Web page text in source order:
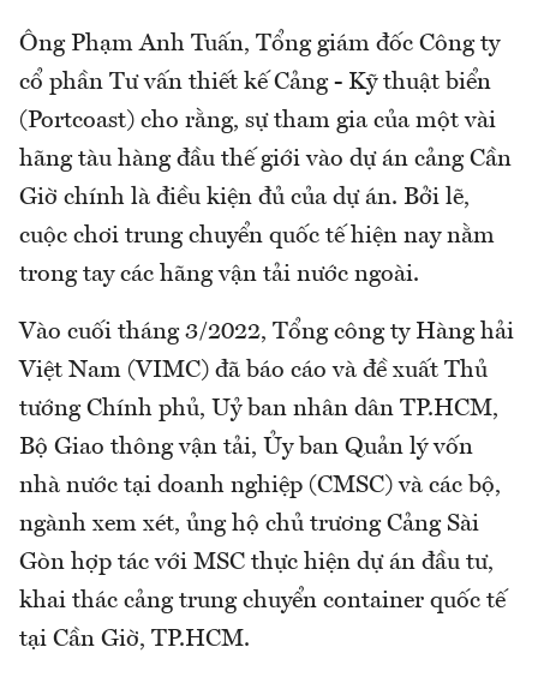
Ông Phạm Anh Tuấn, Tổng giám đốc Công ty
cổ phần Tư vấn thiết kế Cảng - Kỹ thuật biển
(Portcoast) cho rằng, sự tham gia của một vài
hãng tàu hàng đầu thế giới vào dự án cảng Cần
Giờ chính là điều kiện đủ của dự án. Bởi lẽ,
cuộc chơi trung chuyển quốc tế hiện nay nằm
trong tay các hãng vận tải nước ngoài.
Vào cuối tháng 3/2022, Tổng công ty Hàng hải
Việt Nam (VIMC) đã báo cáo và đề xuất Thủ
tướng Chính phủ, Uỷ ban nhân dân TP.HCM,
Bộ Giao thông vận tải, Ủy ban Quản lý vốn
nhà nước tại doanh nghiệp (CMSC) và các bộ,
ngành xem xét, ủng hộ chủ trương Cảng Sài
Gòn hợp tác với MSC thực hiện dự án đầu tư,
khai thác cảng trung chuyển container quốc tế
tại Cần Giờ, TP.HCM.